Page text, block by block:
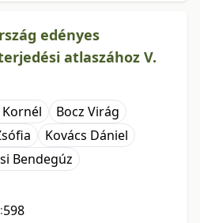
edényes
atlaszához V.
Bocz Virág
Kovács Dániel
Bendegúz
598